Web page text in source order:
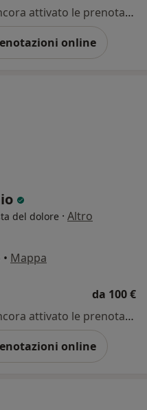
Questo dottore non ha ancora attivato le prenotazioni online presso questo indirizzo.
online
del dolore · Altro
• Mappa
da 100 €
Questo dottore non ha ancora attivato le prenotazioni online presso questo indirizzo.
online